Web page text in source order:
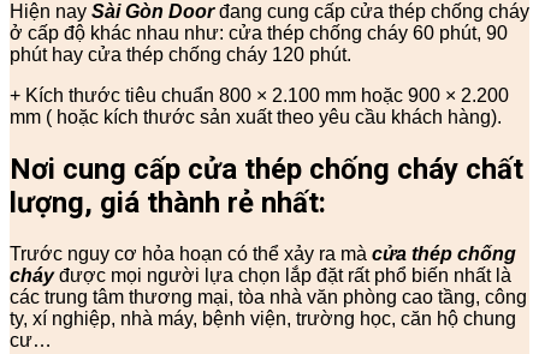
Hiện nay Sài Gòn Doorđang cung cấp cửa thép chống cháy
ở cấp độ khác nhau như: cửa thép chống cháy 60 phút, 90
phút hay cửa thép chống cháy 120 phút.
+ Kích thước tiêu chuẩn 800 × 2.100 mm hoặc 900 × 2.200
mm ( hoặc kích thước sản xuất theo yêu cầu khách hàng).
Nơi cung cấp cửa thép chống cháy chất
lượng, giá thành rẻ nhất:
Trước nguy cơ hỏa hoạn có thể xảy ra mà cửa thép chống
cháy được mọi người lựa chọn lắp đặt rất phổ biến nhất là
các trung tâm thương mại, tòa nhà văn phòng cao tầng, công
ty, xí nghiệp, nhà máy, bệnh viện, trường học, căn hộ chung
cư…